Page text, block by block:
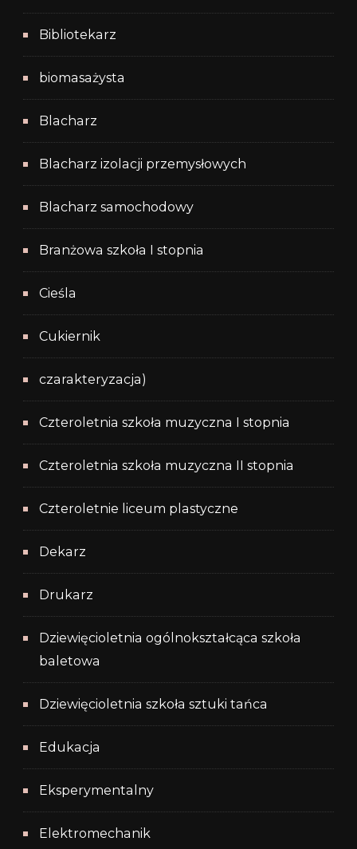
Bibliotekarz
biomasażysta
Blacharz
Blacharz izolacji przemysłowych
Blacharz samochodowy
Branżowa szkoła I stopnia
Cieśla
Cukiernik
czarakteryzacja)
Czteroletnia szkoła muzyczna I stopnia
Czteroletnia szkoła muzyczna II stopnia
Czteroletnie liceum plastyczne
Dekarz
Drukarz
Dziewięcioletnia ogólnokształcąca szkoła
baletowa
Dziewięcioletnia szkoła sztuki tańca
Edukacja
Eksperymentalny
Elektromechanik